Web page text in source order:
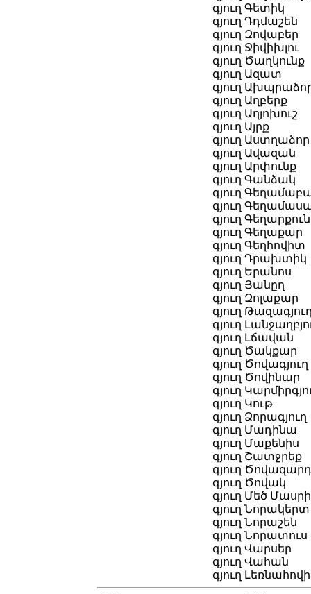
գյուղ Գետիկ
գյուղ Դդմաշեն
գյուղ Զովաբեր
գյուղ Ջիվիխլու
գյուղ Ծաղկունք
գյուղ Ազատ
գյուղ
գյուղ Աղբերք
գյուղ Աղյոխուշ
գյուղ Այրք
գյուղ Աստղաձոր
գյուղ Ավազան
գյուղ Արփունք
գյուղ Գանձակ
գյուղ
գյուղ
գյուղ
գյուղ Գեղաքար
գյուղ Գեղհովիտ
գյուղ Դրախտիկ
գյուղ Երանոս
գյուղ Յանըղ
գյուղ Զոլաքար
գյուղ
գյուղ
գյուղ Լճավան
գյուղ Ծակքար
գյուղ Ծովագյուղ
գյուղ Ծովինար
գյուղ
գյուղ Կութ
գյուղ Ձորագյուղ
գյուղ Մադինա
գյուղ Մաքենիս
գյուղ Շատջրեք
գյուղ Ծովազարդ
գյուղ Ծովակ
գյուղ Մեծ
գյուղ Նորակերտ
գյուղ Նորաշեն
գյուղ Նորատուս
գյուղ Վարսեր
գյուղ Վահան
գյուղ